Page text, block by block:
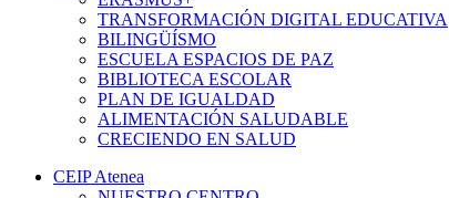
TRANSFORMACIÓN DIGITAL EDUCATIVA
BILINGÜÍSMO
ESCUELA ESPACIOS DE PAZ
BIBLIOTECA ESCOLAR
PLAN DE IGUALDAD
ALIMENTACIÓN SALUDABLE
CRECIENDO EN SALUD
CEIP Atenea